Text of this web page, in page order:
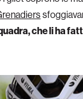
che li ha